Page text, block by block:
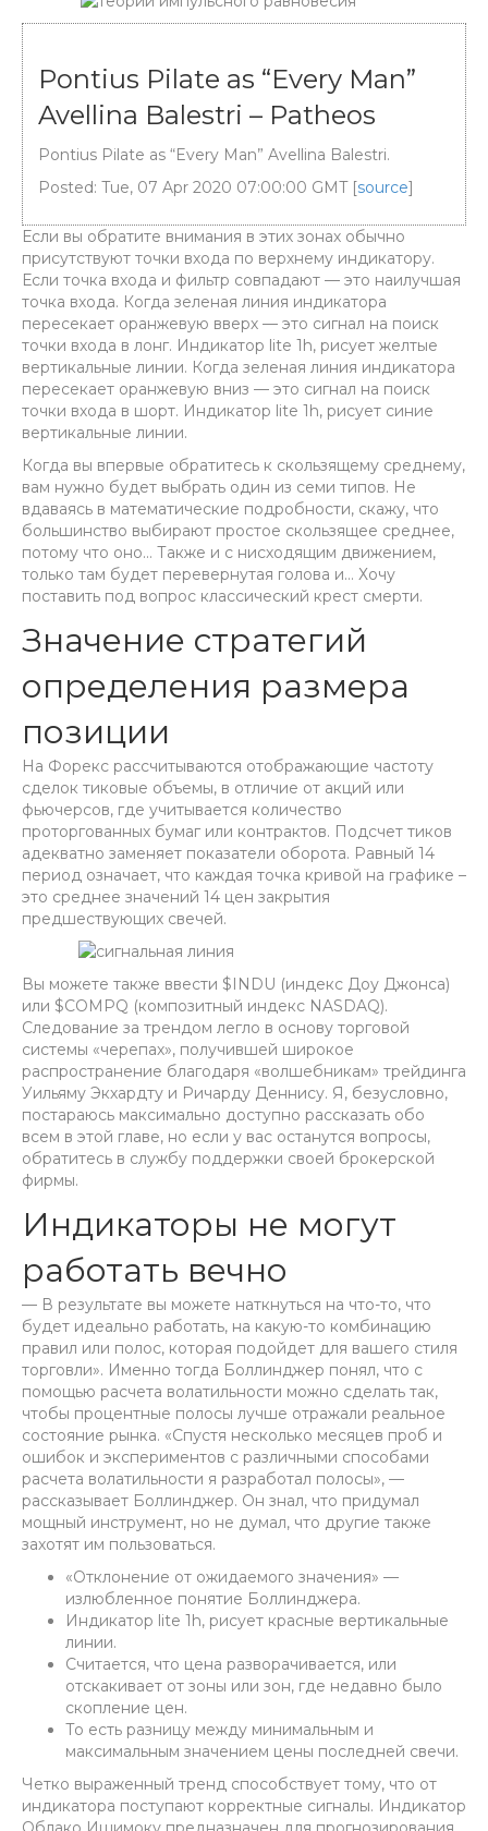
Pontius Pilate as “Every Man”
Avellina Balestri – Patheos
Pontius Pilate as “Every Man” Avellina Balestri.
Posted: Tue, 07 Apr 2020 07:00:00 GMT [source]
Если вы обратите внимания в этих зонах обычно
присутствуют точки входа по верхнему индикатору.
Если точка входа и фильтр совпадают — это наилучшая
точка входа. Когда зеленая линия индикатора
пересекает оранжевую вверх — это сигнал на поиск
точки входа в лонг. Индикатор lite 1h, рисует желтые
вертикальные линии. Когда зеленая линия индикатора
пересекает оранжевую вниз — это сигнал на поиск
точки входа в шорт. Индикатор lite 1h, рисует синие
вертикальные линии.
Когда вы впервые обратитесь к скользящему среднему,
вам нужно будет выбрать один из семи типов. Не
вдаваясь в математические подробности, скажу, что
большинство выбирают простое скользящее среднее,
потому что оно… Также и с нисходящим движением,
только там будет перевернутая голова и… Хочу
поставить под вопрос классический крест смерти.
Значение стратегий
определения размера
позиции
На Форекс рассчитываются отображающие частоту
сделок тиковые объемы, в отличие от акций или
фьючерсов, где учитывается количество
проторгованных бумаг или контрактов. Подсчет тиков
адекватно заменяет показатели оборота. Равный 14
период означает, что каждая точка кривой на графике –
это среднее значений 14 цен закрытия
предшествующих свечей.
Вы можете также ввести $INDU (индекс Доу Джонса)
или $COMPQ (композитный индекс NASDAQ).
Следование за трендом легло в основу торговой
системы «черепах», получившей широкое
распространение благодаря «волшебникам» трейдинга
Уильяму Экхардту и Ричарду Деннису. Я, безусловно,
постараюсь максимально доступно рассказать обо
всем в этой главе, но если у вас останутся вопросы,
обратитесь в службу поддержки своей брокерской
фирмы.
Индикаторы не могут
работать вечно
— В результате вы можете наткнуться на что-то, что
будет идеально работать, на какую-то комбинацию
правил или полос, которая подойдет для вашего стиля
торговли». Именно тогда Боллинджер понял, что с
помощью расчета волатильности можно сделать так,
чтобы процентные полосы лучше отражали реальное
состояние рынка. «Спустя несколько месяцев проб и
ошибок и экспериментов с различными способами
расчета волатильности я разработал полосы», —
рассказывает Боллинджер. Он знал, что придумал
мощный инструмент, но не думал, что другие также
захотят им пользоваться.
«Отклонение от ожидаемого значения» —
излюбленное понятие Боллинджера.
Индикатор lite 1h, рисует красные вертикальные
линии.
Считается, что цена разворачивается, или
отскакивает от зоны или зон, где недавно было
скопление цен.
То есть разницу между минимальным и
максимальным значением цены последней свечи.
Четко выраженный тренд способствует тому, что от
индикатора поступают корректные сигналы. Индикатор